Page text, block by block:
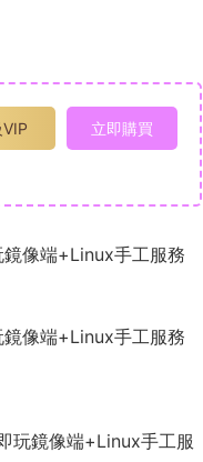
立即購買
像端+Linux手工服務
像端+Linux手工服務